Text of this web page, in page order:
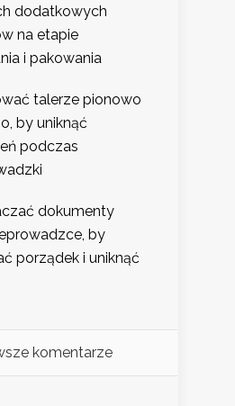
dodatkowych
na etapie
i pakowania
talerze pionowo
by uniknąć
podczas
dokumenty
by
porządek i uniknąć
komentarze